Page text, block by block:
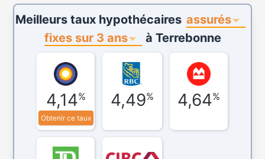
Meilleurs taux hypothécaires assurés
fixes sur 3 ans
à Terrebonne
4,14%
Obtenir ce taux
4,49% 4,64%